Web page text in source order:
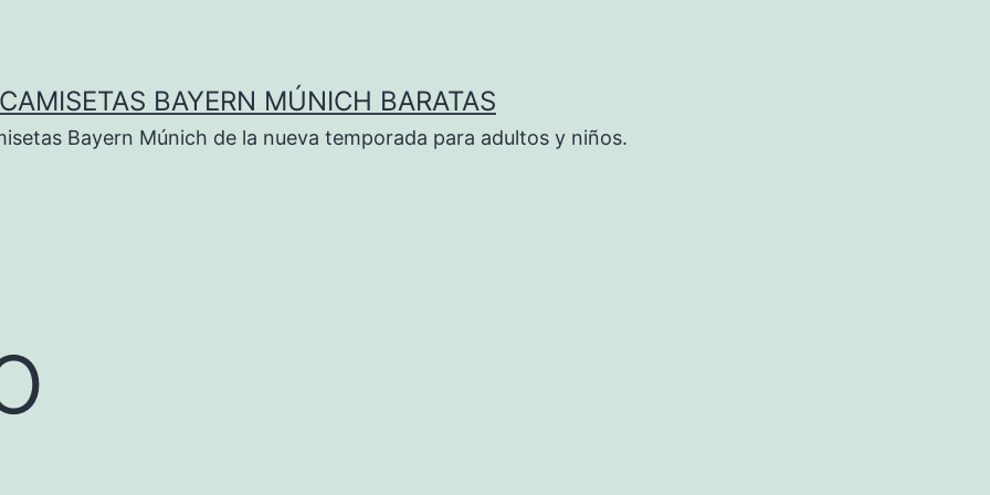
CAMISETAS BAYERN MÚNICH BARATAS
Bayern Múnich de la nueva temporada para adultos y niños.